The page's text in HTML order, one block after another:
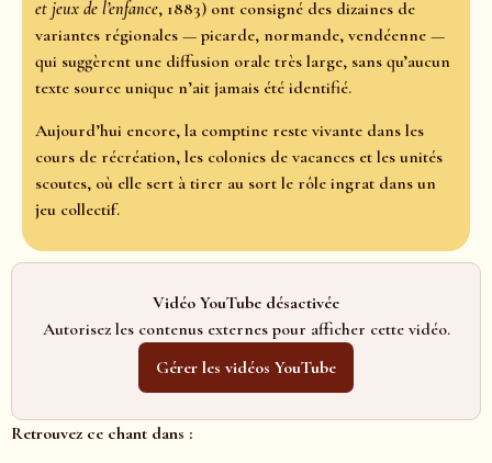
et jeux de l’enfance, 1883) ont consigné des dizaines de
variantes régionales — picarde, normande, vendéenne —
qui suggèrent une diffusion orale très large, sans qu’aucun
texte source unique n’ait jamais été identifié.
Aujourd’hui encore, la comptine reste vivante dans les
cours de récréation, les colonies de vacances et les unités
scoutes, où elle sert à tirer au sort le rôle ingrat dans un
jeu collectif.
Vidéo YouTube désactivée
Autorisez les contenus externes pour afficher cette vidéo.
Gérer les vidéos YouTube
Retrouvez ce chant dans :